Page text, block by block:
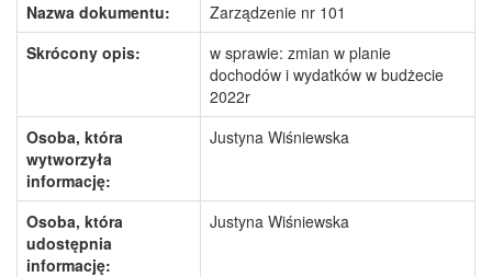
Nazwa dokumentu:
Zarządzenie nr 101
Skrócony opis:
w sprawie: zmian w planie
dochodów i wydatków w budżecie
2022r
Osoba, która
wytworzyła
informację:
Justyna Wiśniewska
Osoba, która
udostępnia
informację:
Justyna Wiśniewska